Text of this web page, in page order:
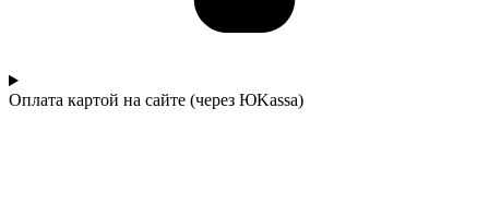
Оплата картой на сайте (через ЮKassa)